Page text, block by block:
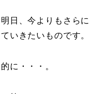
日、今よりもさらに
いきたいものです。
に・・・。